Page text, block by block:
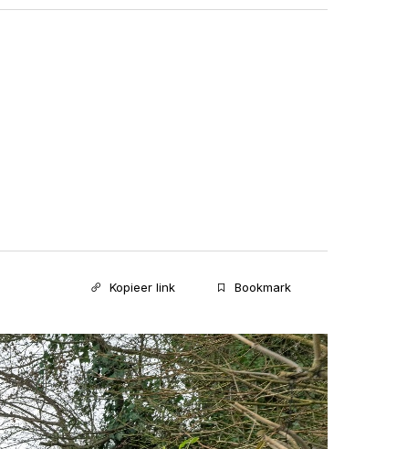
Kopieer link Bookmark